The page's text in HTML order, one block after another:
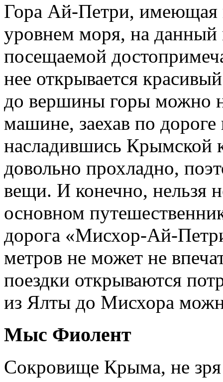
Гора Ай-Петри, имеющая
уровнем моря, на данный
посещаемой
нее открывается
до вершины горы можно
машине, заехав по
насладившись Крымской
довольно прохладно,
вещи. И конечно, нельзя
основном
дорога «Мисхор-Ай-
метров не может не
поездки открываются
из Ялты до Мисхора
Мыс Фиолент
Сокровище Крыма, не зря